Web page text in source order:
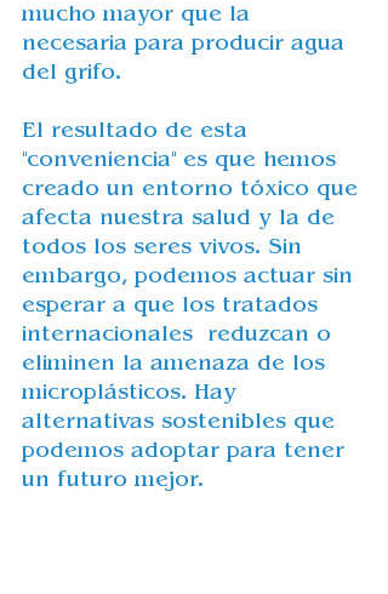
mucho mayor que la
necesaria para producir agua
del grifo.
El resultado de esta
"conveniencia" es que hemos
creado un entorno tóxico que
afecta nuestra salud y la de
todos los seres vivos. Sin
embargo, podemos actuar sin
esperar a que los tratados
internacionales  reduzcan o
eliminen la amenaza de los
microplásticos. Hay
alternativas sostenibles que
podemos adoptar para tener
un futuro mejor.